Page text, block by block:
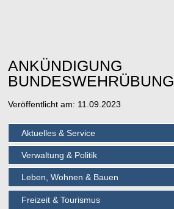
ANKÜNDIGUNG
BUNDESWEHRÜBUNG
Veröffentlicht am: 11.09.2023
Aktuelles & Service
Verwaltung & Politik
Leben, Wohnen & Bauen
Freizeit & Tourismus